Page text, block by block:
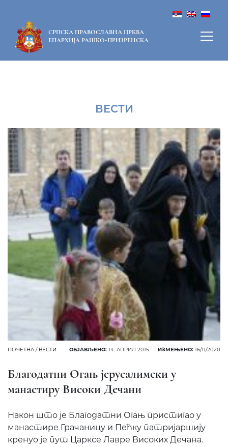
СРПСКА ПРАВОСЛАВНА ЦРКВА
ЕПАРХИЈА РАШКО-ПРИЗРЕНСКА
ВЕСТИ
ПОЧЕТНА / ВЕСТИ ОБЈАВЉЕНО: 14. АПРИЛ 2015. ИЗМЕЊЕНО: 16/11/2020
Благодатни Огањ јерусалимски у
манастиру Високи Дечани
Након што је Благодатни Огањ пристигао у
манастире Грачаницу и Пећку патријаршију
кренуо је пут Царксе Лавре Високих Дечана.